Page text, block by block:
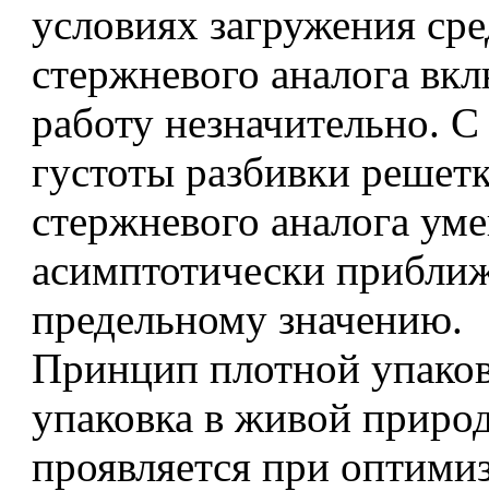
условиях загружения
стержневого аналога
работу незначительно.
густоты разбивки
стержневого аналога
асимптотически
предельному значению.
Принцип плотной
упаковка в живой
проявляется при